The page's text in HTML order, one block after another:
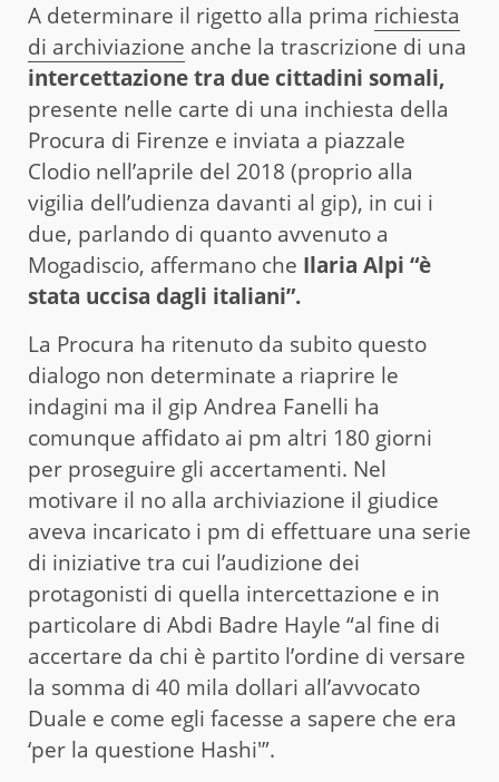
A determinare il rigetto alla prima richiesta
di archiviazione anche la trascrizione di una
intercettazione tra due cittadini somali,
presente nelle carte di una inchiesta della
Procura di Firenze e inviata a piazzale
Clodio nell’aprile del 2018 (proprio alla
vigilia dell’udienza davanti al gip), in cui i
due, parlando di quanto avvenuto a
Mogadiscio, affermano che Ilaria Alpi “è
stata uccisa dagli italiani”.
La Procura ha ritenuto da subito questo
dialogo non determinate a riaprire le
indagini ma il gip Andrea Fanelli ha
comunque affidato ai pm altri 180 giorni
per proseguire gli accertamenti. Nel
motivare il no alla archiviazione il giudice
aveva incaricato i pm di effettuare una serie
di iniziative tra cui l’audizione dei
protagonisti di quella intercettazione e in
particolare di Abdi Badre Hayle “al fine di
accertare da chi è partito l’ordine di versare
la somma di 40 mila dollari all’avvocato
Duale e come egli facesse a sapere che era
‘per la questione Hashi'”.